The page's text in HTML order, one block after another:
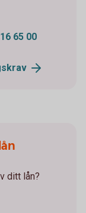
65 00
ditt lån?